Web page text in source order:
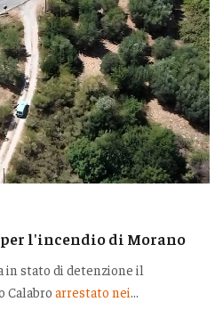
l'incendio di Morano
in stato di detenzione il
Calabro arrestato nei...